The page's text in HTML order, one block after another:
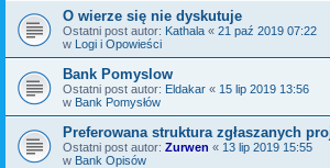
O wierze się nie dyskutuje
Ostatni post autor: Kathala « 21 paź 2019 07:22
w Logi i Opowieści
Bank Pomyslow
Ostatni post autor: Eldakar « 15 lip 2019 13:56
w Bank Pomysłów
Preferowana struktura zgłaszanych
Ostatni post autor: Zurwen « 13 lip 2019 15:55
w Bank Opisów